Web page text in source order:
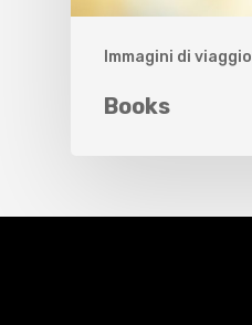
Immagini di viaggio
Books